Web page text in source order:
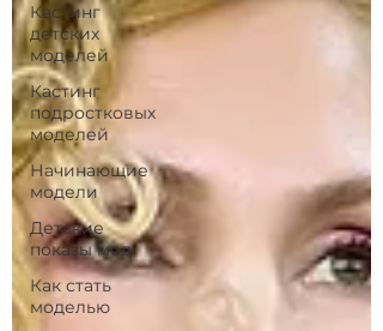
Кастинг
детских
моделей
Кастинг
подростковых
моделей
Начинающие
модели
Детские
показы мод
Как стать
моделью